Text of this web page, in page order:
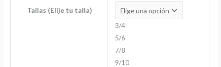
Tallas (Elije tu talla)
3/4
5/6
7/8
9/10